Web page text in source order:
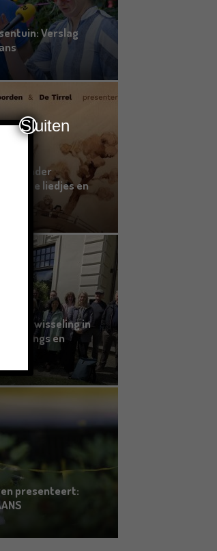
Verslag
bijzonder
liedjes en
uitwisseling in
Gronings en
presenteert:
Sluiten